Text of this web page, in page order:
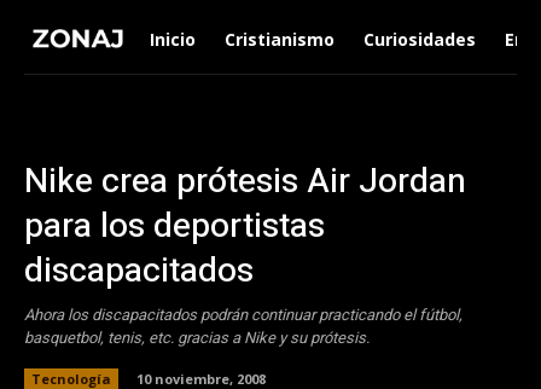
Inicio Cristianismo Curiosidades
Nike crea prótesis Air Jordan
para los deportistas
discapacitados
Ahora los discapacitados podrán continuar practicando el fútbol,
basquetbol, tenis, etc. gracias a Nike y su prótesis.
Tecnología
10 noviembre, 2008